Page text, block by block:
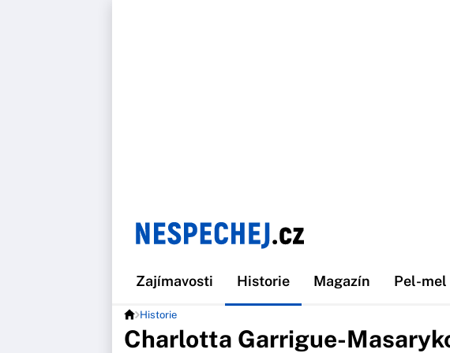
Zajímavosti Historie Magazín Pel-mel
Historie
Charlotta Garrigue-